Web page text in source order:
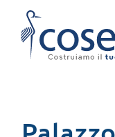
contenuto